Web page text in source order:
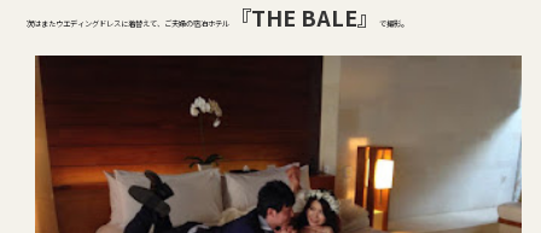
次はまたウエディングドレスに着替えて、ご夫婦の宿泊ホテル 『THE BALE』で撮影。